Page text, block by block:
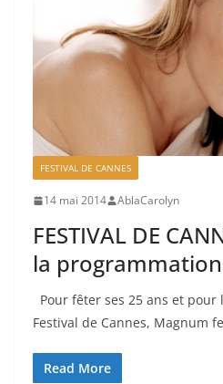
FESTIVAL DE CANNES
14 mai 2014 AblaCarolyn
FESTIVAL DE
la programmation
Pour fêter ses 25 ans et pour
Festival de Cannes, Magnum
Read More